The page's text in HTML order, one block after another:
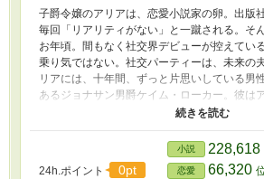
子爵令嬢のアリアは、恋愛小説家の卵。出版
毎回「リアリティがない」と一蹴される。そ
お年頃。間もなく社交界デビューが控えてい
乗り気ではない。社交パーティーは、未来の
リアには、十年間、ずっと片思いしている男
あるジョナサン男爵ケイム・ローカー。彼は
子供扱い。それでもアリアは諦めない。 R18
「家庭教師イザベラは子爵様には負けたくな
24h.ポイント 0pt
小説 228,618
恋愛 66,320